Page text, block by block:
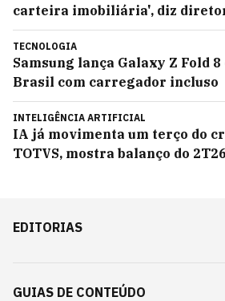
carteira imobiliária', diz
TECNOLOGIA
Samsung lança Galaxy Z Fold 8
Brasil com carregador incluso
INTELIGÊNCIA ARTIFICIAL
IA já movimenta um terço do
TOTVS, mostra balanço do 2T26
EDITORIAS
GUIAS DE CONTEÚDO